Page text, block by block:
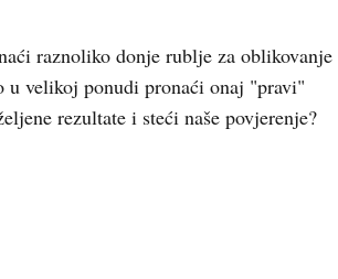
raznoliko donje rublje za oblikovanje
u velikoj ponudi pronaći onaj "pravi"
rezultate i steći naše povjerenje?